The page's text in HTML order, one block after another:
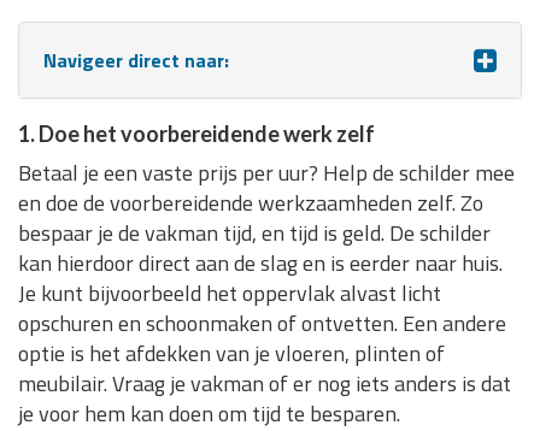
Navigeer direct naar:
1. Doe het voorbereidende werk zelf
Betaal je een vaste prijs per uur? Help de schilder mee
en doe de voorbereidende werkzaamheden zelf. Zo
bespaar je de vakman tijd, en tijd is geld. De schilder
kan hierdoor direct aan de slag en is eerder naar huis.
Je kunt bijvoorbeeld het oppervlak alvast licht
opschuren en schoonmaken of ontvetten. Een andere
optie is het afdekken van je vloeren, plinten of
meubilair. Vraag je vakman of er nog iets anders is dat
je voor hem kan doen om tijd te besparen.